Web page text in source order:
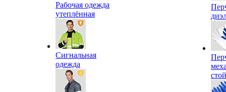
Рабочая одежда
утеплённая
Сигнальная
одежда